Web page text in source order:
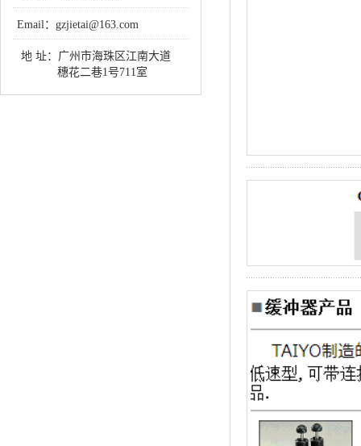
Email： gzjietai@163.com
地 址： 广州市海珠区江南大道
穗花二巷1号711室